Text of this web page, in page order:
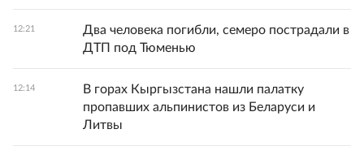
12:21
Два человека погибли, семеро пострадали в
ДТП под Тюменью
12:14
В горах Кыргызстана нашли палатку
пропавших альпинистов из Беларуси и
Литвы